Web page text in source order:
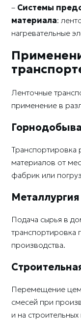
– Системы
материала:
нагревательные
Ленточные
применение в
Транспортировка
материалов от
фабрик или
Металлургия
Подача сырья в
транспортировка
производства.
Перемещение
смесей при
и на